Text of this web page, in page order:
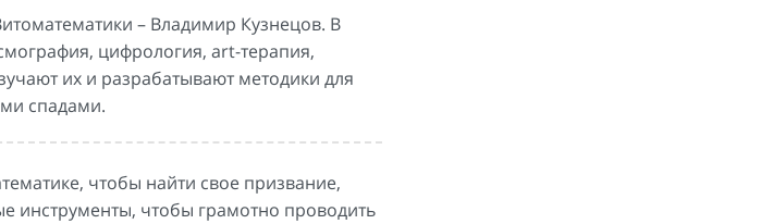
– Владимир Кузнецов. В
цифрология, art-терапия,
их и разрабатывают методики для
спадами.
чтобы найти свое призвание,
инструменты, чтобы грамотно проводить